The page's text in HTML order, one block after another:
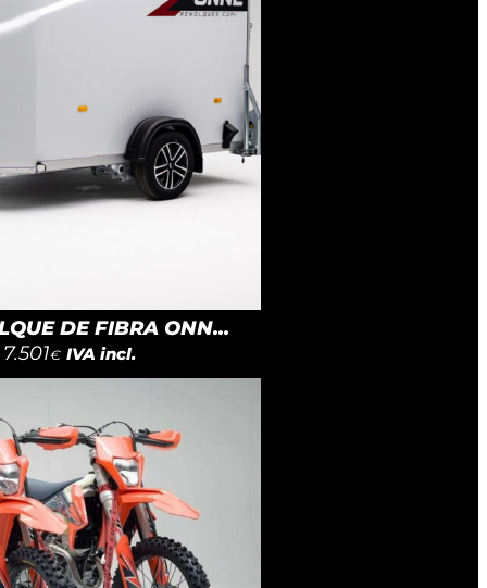
DE FIBRA ONN...
7.501€ IVA incl.